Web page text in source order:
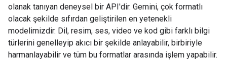
olanak tanıyan deneysel bir API'dir. Gemini, çok formatlı
olacak şekilde sıfırdan geliştirilen en yetenekli
modelimizdir. Dil, resim, ses, video ve kod gibi farklı bilgi
türlerini genelleyip akıcı bir şekilde anlayabilir, birbiriyle
harmanlayabilir ve tüm bu formatlar arasında işlem yapabilir.